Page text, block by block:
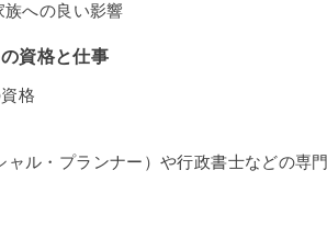
への良い影響
資格と仕事
格
ャル・プランナー）や行政書士などの専